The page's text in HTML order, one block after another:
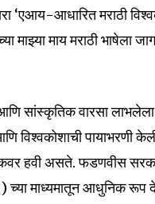
‘एआय-आधारित मराठी
माझ्या माय मराठी भाषेला
आणि सांस्कृतिक वारसा
विश्वकोशाची
हवी असते. फडणवीस
च्या माध्यमातून आधुनिक रूप